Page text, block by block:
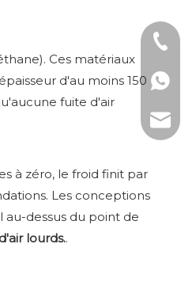
Ces matériaux
d'au moins 150
fuite d'air
à zéro, le froid finit par
Les conceptions
dessus du point de
lourds..
Tél :